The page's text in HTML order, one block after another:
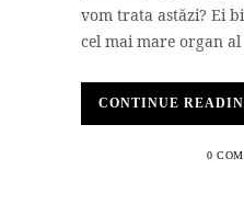
vom trata astăzi? Ei
cel mai mare organ
CONTINUE
0